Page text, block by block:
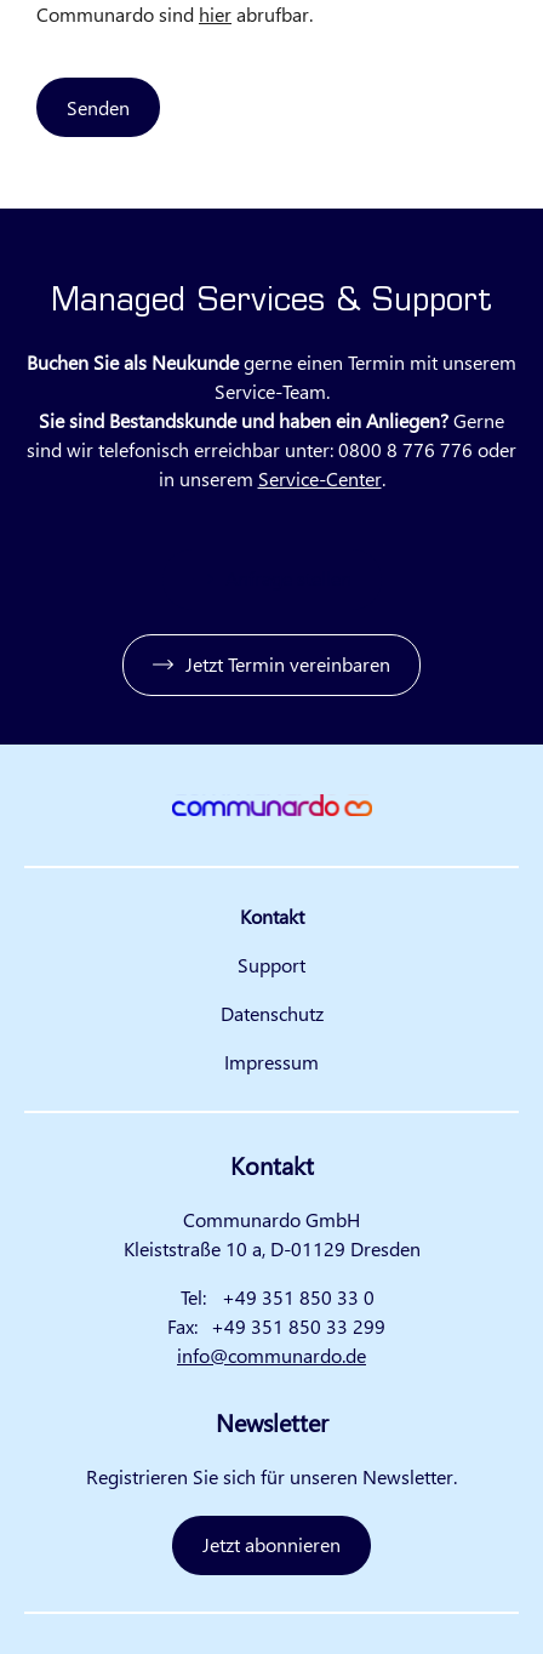
Communardo sind hierabrufbar.
Senden
Managed Services & Support
Buchen Sie als Neukundegerne einen Termin mit unserem
Service-Team.
Sie sind Bestandskunde und haben ein Anliegen?Gerne
sind wir telefonisch erreichbar unter: 0800 8 776 776 oder
in unserem Service-Center.
Jetzt Termin vereinbaren
Kontakt
Support
Datenschutz
Impressum
Kontakt
Communardo GmbH
Kleiststraße 10 a, D-01129 Dresden
Tel:
+49 351 850 33 0
Fax: +49 351 850 33 299
info@communardo.de
Newsletter
Registrieren Sie sich für unseren Newsletter.
Jetzt abonnieren